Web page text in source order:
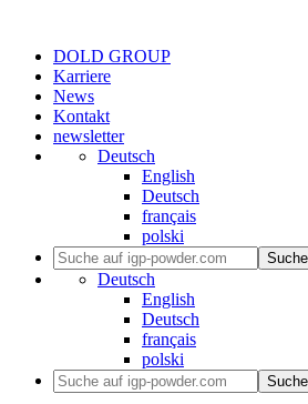
DOLD GROUP
Karriere
News
Kontakt
newsletter
Deutsch
English
Deutsch
français
polski
Deutsch
English
Deutsch
français
polski